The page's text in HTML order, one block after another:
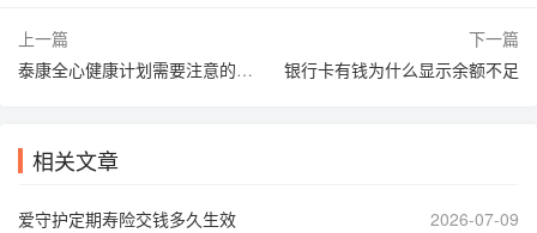
上一篇
泰康全心健康计划需要注意的细节是什么
下一篇
银行卡有钱为什么显示余额不足
相关文章
爱守护定期寿险交钱多久生效 2026-07-09